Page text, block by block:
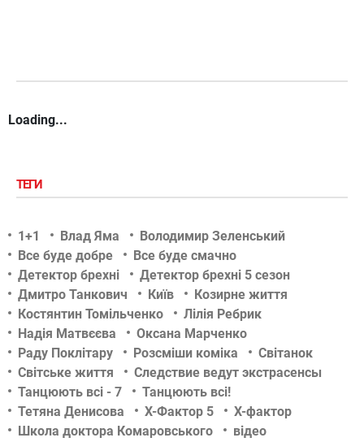
Loading...
ТЕГИ
1+1 Влад Яма
Володимир Зеленський
Все буде добре
Все буде смачно
Детектор брехні
Детектор брехні 5 сезон
Дмитро Танкович
Київ
Козирне життя
Костянтин Томільченко
Лілія Ребрик
Надія Матвєєва
Оксана Марченко
Раду Поклітару
Розсміши коміка
Світанок
Світське життя
Следствие ведут экстрасенсы
Танцюють всі - 7
Танцюють всі!
Тетяна Денисова
Х-Фактор 5
Х-фактор
Школа доктора Комаровського
відео